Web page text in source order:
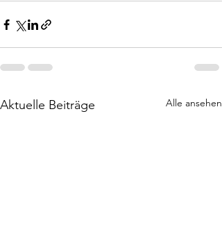
Aktuelle Beiträge Alle ansehen